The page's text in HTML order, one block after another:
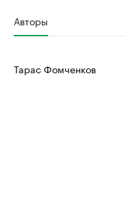
Авторы
Тарас Фомченков